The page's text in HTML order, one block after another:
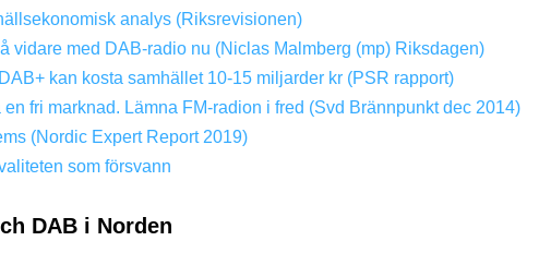
analys (Riksrevisionen)
vidare med DAB-radio nu (Niclas Malmberg (mp) Riksdagen)
kan kosta samhället 10-15 miljarder kr (PSR rapport)
fri marknad. Lämna FM-radion i fred (Svd Brännpunkt dec 2014)
(Nordic Expert Report 2019)
som försvann
DAB i Norden